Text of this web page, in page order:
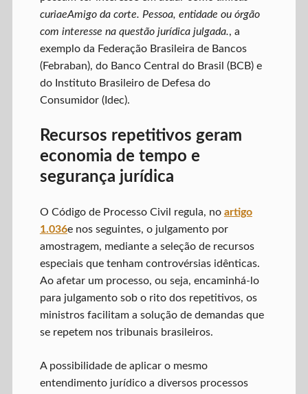
curiaeAmigo da corte. Pessoa, entidade ou órgão
com interesse na questão jurídica julgada., a
exemplo da Federação Brasileira de Bancos
(Febraban), do Banco Central do Brasil (BCB) e
do Instituto Brasileiro de Defesa do
Consumidor (Idec).
Recursos repetitivos geram
economia de tempo e
segurança jurídica
O Código de Processo Civil regula, no artigo
1.036e nos seguintes, o julgamento por
amostragem, mediante a seleção de recursos
especiais que tenham controvérsias idênticas.
Ao afetar um processo, ou seja, encaminhá-lo
para julgamento sob o rito dos repetitivos, os
ministros facilitam a solução de demandas que
se repetem nos tribunais brasileiros.
A possibilidade de aplicar o mesmo
entendimento jurídico a diversos processos